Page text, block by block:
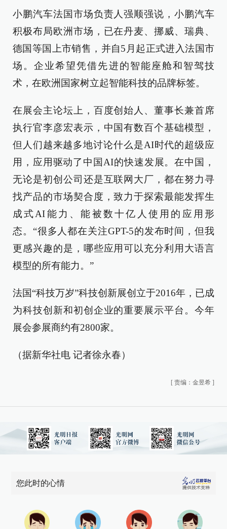
小鹏汽车法国市场负责人强顺强说，小鹏汽车
积极布局欧洲市场，已在丹麦、挪威、瑞典、
德国等国上市销售，并自5月起正式进入法国市
场。企业希望凭借先进的智能座舱和智驾技
术，在欧洲国家树立起智能科技的品牌标签。
在展会主论坛上，百度创始人、董事长兼首席
执行官李彦宏表示，中国有数百个基础模型，
但人们越来越多地讨论什么是AI时代的超级应
用，应用驱动了中国AI的快速发展。在中国，
无论是初创公司还是互联网大厂，都在努力寻
找产品的市场契合度，致力于探索最能发挥生
成式AI能力、能被数十亿人使用的应用形
态。“很多人都在关注GPT-5的发布时间，但我
更感兴趣的是，哪些应用可以充分利用大语言
模型的所有能力。”
法国“科技万岁”科技创新展创立于2016年，已成
为科技创新和初创企业的重要展示平台。今年
展会参展商约有2800家。
（据新华社电 记者徐永春）
[ 责编：金昱希 ]
您此时的心情